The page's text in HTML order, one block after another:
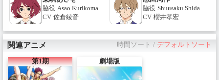
脇役 Asao Kurikoma
CV 佐倉綾音
脇役 Shuusaku Shida
CV 櫻井孝宏
関連アニメ 時間ソート /デフォルトソート
第1期 劇場版